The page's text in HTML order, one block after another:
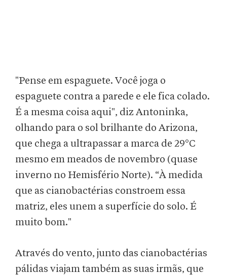
"Pense em espaguete. Você joga o
espaguete contra a parede e ele fica colado.
É a mesma coisa aqui", diz Antoninka,
olhando para o sol brilhante do Arizona,
que chega a ultrapassar a marca de 29°C
mesmo em meados de novembro (quase
inverno no Hemisfério Norte). “À medida
que as cianobactérias constroem essa
matriz, eles unem a superfície do solo. É
muito bom."
Através do vento, junto das cianobactérias
pálidas viajam também as suas irmãs, que